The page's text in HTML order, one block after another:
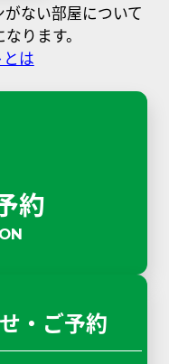
ない部屋について
ります。
は
約
・ご予約